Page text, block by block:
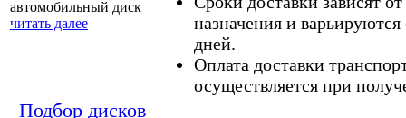
автомобильный диск
читать далее
Подбор дисков
назначения и
дней.
Оплата доставки
осуществляется при